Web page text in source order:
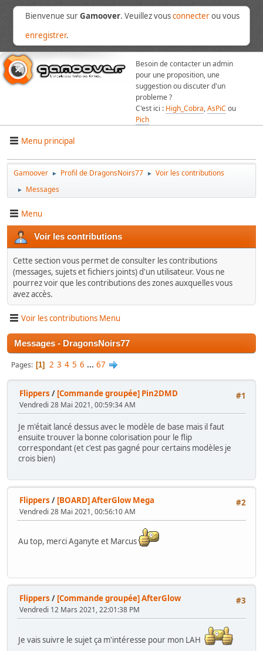
Bienvenue surGamoover. Veuillez vousconnecterou vous
enregistrer.
Besoin de contacter un admin
pour une proposition, une
suggestion ou discuter d'un
probleme ?
C'est ici : High_Cobra,AsPiC ou
Pich
Menu principal
Gamoover ► Profil de DragonsNoirs77 ► Voir les contributions
► Messages
Menu
Voir les contributions
Cette section vous permet de consulter les contributions
(messages, sujets et fichiers joints) d'un utilisateur. Vous ne
pourrez voir que les contributions des zones auxquelles vous
avez accès.
Voir les contributions Menu
Messages - DragonsNoirs77
Pages 1 2 3 4 5 6 ... 67
#1
Flippers / [Commande groupée] Pin2DMD
Vendredi 28 Mai 2021, 00:59:34 AM
Je m'était lancé dessus avec le modèle de base mais il faut
ensuite trouver la bonne colorisation pour le flip
correspondant (et c'est pas gagné pour certains modèles je
crois bien)
#2
Flippers / [BOARD] AfterGlow Mega
Vendredi 28 Mai 2021, 00:56:10 AM
Au top, merci Aganyte et Marcus
#3
Flippers / [Commande groupée] AfterGlow
Vendredi 12 Mars 2021, 22:01:38 PM
Je vais suivre le sujet ça m'intéresse pour mon LAH